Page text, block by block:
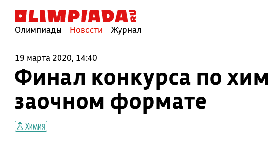
Олимпиады Новости Журнал
19 марта 2020, 14:40
Финал конкурса по
заочном формате
Химия